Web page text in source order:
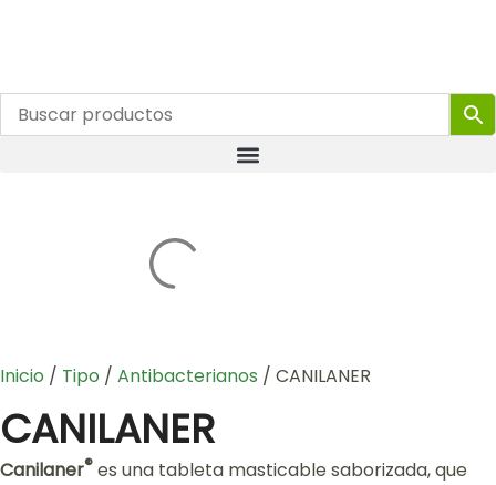
Inicio / Tipo / Antibacterianos / CANILANER
CANILANER
Canilaner® es una tableta masticable saborizada, que